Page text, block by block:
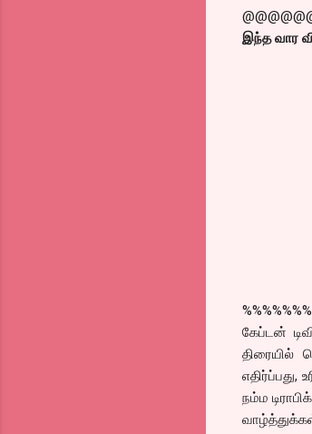
இந்த வார
கேப்டன்
திரையில்
நம்ம